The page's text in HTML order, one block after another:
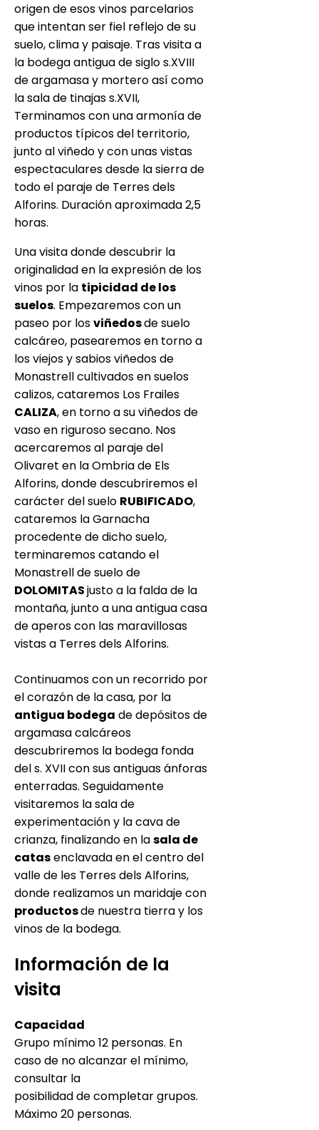
origen de esos vinos parcelarios
que intentan ser fiel reflejo de su
suelo, clima y paisaje. Tras visita a
la bodega antigua de siglo s.XVIII
de argamasa y mortero así como
la sala de tinajas s.XVII,
Terminamos con una armonía de
productos típicos del territorio,
junto al viñedo y con unas vistas
espectaculares desde la sierra de
todo el paraje de Terres dels
Alforins. Duración aproximada 2,5
horas.
Una visita donde descubrir la
originalidad en la expresión de los
vinos por la tipicidad de los
suelos. Empezaremos con un
paseo por losviñedosde suelo
calcáreo, pasearemos en torno a
los viejos y sabios viñedos de
Monastrell cultivados en suelos
calizos, cataremos Los Frailes
CALIZA, en torno a su viñedos de
vaso en riguroso secano. Nos
acercaremos al paraje del
Olivaret en la Ombria de Els
Alforins, donde descubriremos el
carácter del suelo RUBIFICADO,
cataremos la Garnacha
procedente de dicho suelo,
terminaremos catando el
Monastrell de suelo de
DOLOMITASjusto a la falda de la
montaña, junto a una antigua casa
de aperos con las maravillosas
vistas a Terres dels Alforins.
Continuamos con un recorrido por
el corazón de la casa, por la
antigua bodega de depósitos de
argamasa calcáreos
descubriremos la bodega fonda
del s. XVII con sus antiguas ánforas
enterradas. Seguidamente
visitaremos la sala de
experimentación y la cava de
crianza, finalizando en lasala de
catasenclavada en el centro del
valle de les Terres dels Alforins,
donde realizamos un maridaje con
productosde nuestra tierra y los
vinos de la bodega.
Información de la
visita
Capacidad
Grupo mínimo 12 personas. En
caso de no alcanzar el mínimo,
consultar la
posibilidad de completar grupos.
Máximo 20 personas.